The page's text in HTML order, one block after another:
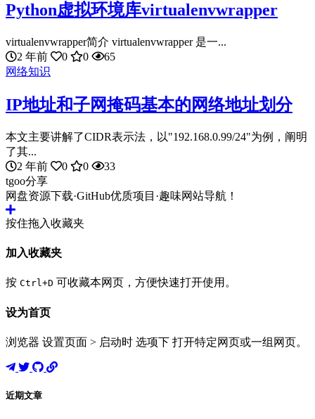
Python虚拟环境库virtualenvwrapper
virtualenvwrapper简介 virtualenvwrapper 是一...
2 年前
0 0
65
网络知识
IP地址和子网掩码基本的网络地址划分
本文主要讲解了CIDR表示法，以"192.168.0.99/24"为例，阐明
了其...
2 年前
0 0
33
tgoo分享
网盘资源下载·GitHub优质项目·趣味网站导航！
按住拖入收藏夹
加入收藏夹
按 Ctrl+D 可收藏本网页，方便快速打开使用。
设为首页
浏览器 设置页面 > 启动时 选项下 打开特定网页或一组网页。
近期文章